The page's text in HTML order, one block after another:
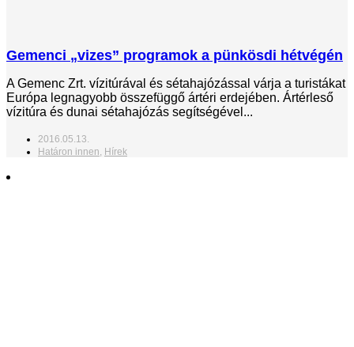
Gemenci „vizes” programok a pünkösdi hétvégén
A Gemenc Zrt. vízitúrával és sétahajózással várja a turistákat
Európa legnagyobb összefüggő ártéri erdejében. Ártérleső
vízitúra és dunai sétahajózás segítségével...
2016.05.13.
Határon innen, Hírek